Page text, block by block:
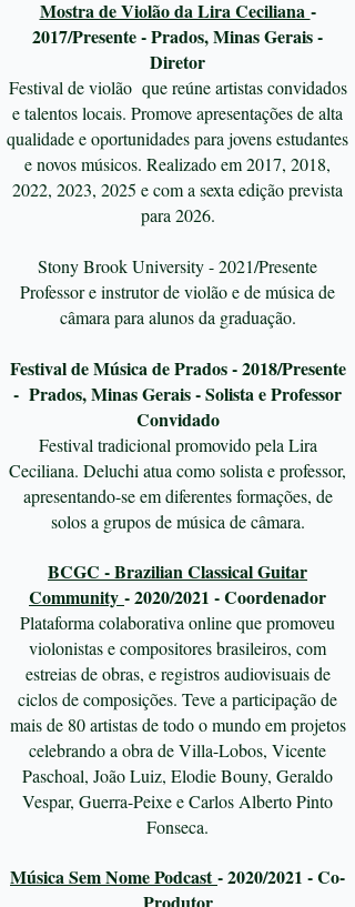
Mostra de Violão da Lira Ceciliana -
2017/Presente - Prados, Minas Gerais -
Diretor
Festival de violão que reúne artistas convidados
e talentos locais. Promove apresentações de alta
qualidade e oportunidades para jovens estudantes
e novos músicos. Realizado em 2017, 2018,
2022, 2023, 2025 e com a sexta edição prevista
para 2026.
Stony Brook University - 2021/Presente
Professor e instrutor de violão e de música de
câmara para alunos da graduação.​
Festival de Música de Prados - 2018/Presente
- Prados, Minas Gerais - Solista e Professor
Convidado
Festival tradicional promovido pela Lira
Ceciliana. Deluchi atua como solista e professor,
apresentando-se em diferentes formações, de
solos a grupos de música de câmara.​
BCGC - Brazilian Classical Guitar
Community - 2020/2021 - Coordenador
Plataforma colaborativa online que promoveu
violonistas e compositores brasileiros, com
estreias de obras, e registros audiovisuais de
ciclos de composições. Teve a participação de
mais de 80 artistas de todo o mundo em projetos
celebrando a obra de Villa-Lobos, Vicente
Paschoal, João Luiz, Elodie Bouny, Geraldo
Vespar, Guerra-Peixe e Carlos Alberto Pinto
Fonseca.
Música Sem Nome Podcast- 2020/2021 - Co-